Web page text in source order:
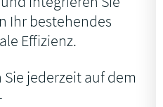
Ihr bestehendes
Effizienz.
jederzeit auf dem